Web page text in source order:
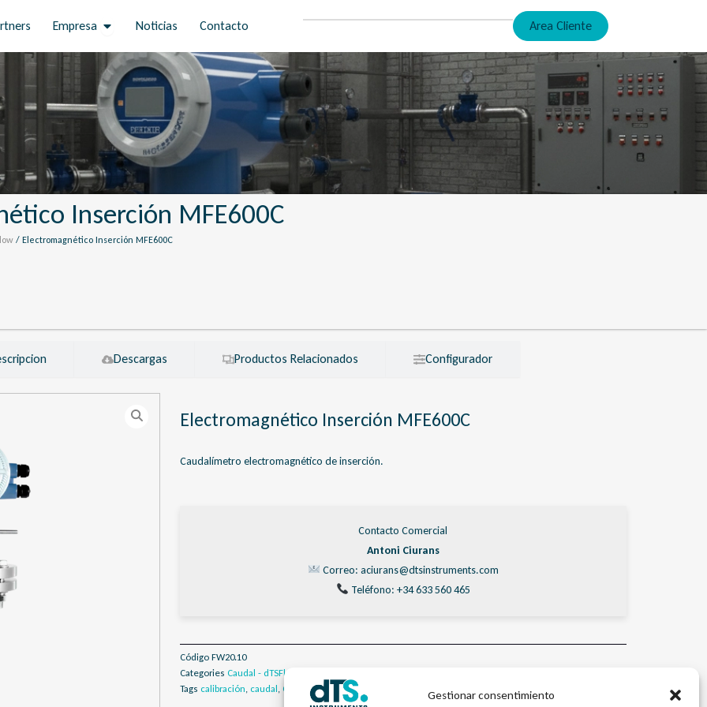
Gestionar consentimiento
Empresa Open Empresa
Noticias Contacto Area Cliente
Inserción MFE600C
/ Electromagnético Inserción MFE600C
Descargas Productos Relacionados Configurador
Electromagnético Inserción MFE600C
Caudalímetro electromagnético de inserción.
Contacto Comercial
Antoni Ciurans
Correo: aciurans@dtsinstruments.com
Teléfono: +34 633 560 465
Código FW20.10
Categories Caudal - dTSFlow
Tags calibración, caudal, Caudalímetro ,dTSFlow Electromagnético Inserción MFE600C